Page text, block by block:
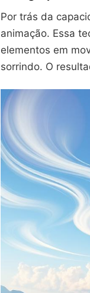
Por trás da
animação. Essa
elementos em
sorrindo. O